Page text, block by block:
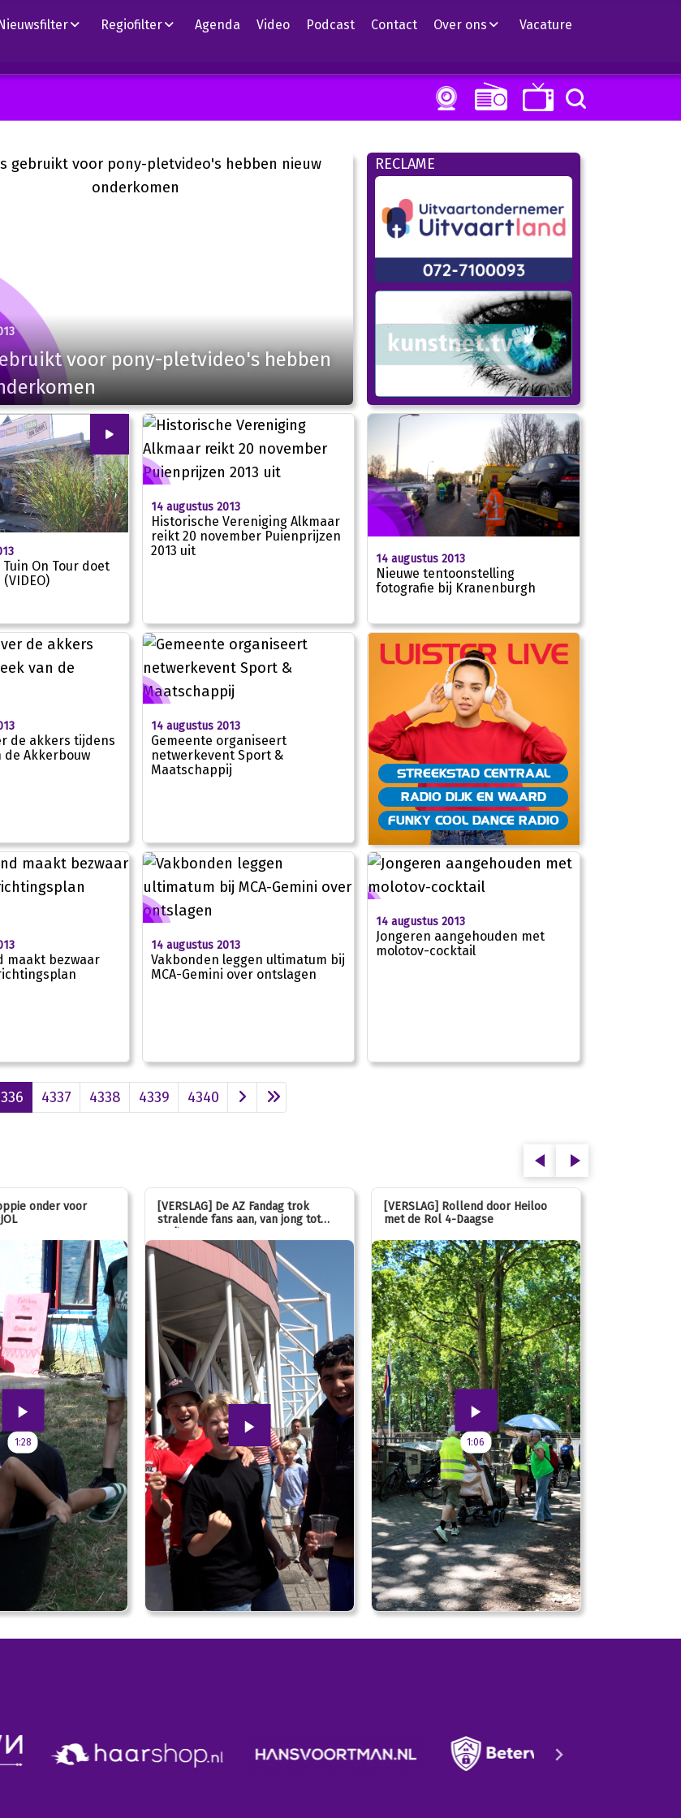
Regiofilter Agenda Video Podcast Contact Over ons Vacature
voor pony-pletvideo's hebben
RECLAME
00:00
Tuin On Tour doet
14 augustus 2013
Historische Vereniging Alkmaar
reikt 20 november Puienprijzen
2013 uit
14 augustus 2013
Nieuwe tentoonstelling
fotografie bij Kranenburgh
de akkers tijdens
de Akkerbouw
14 augustus 2013
Gemeente organiseert
netwerkevent Sport &
Maatschappij
STREEKSTAD CENTRAAL
RADIO DIJK EN WAARD
FUNKY COOL DANCE RADIO
maakt bezwaar
14 augustus 2013
Vakbonden leggen ultimatum bij
MCA-Gemini over ontslagen
14 augustus 2013
Jongeren aangehouden met
molotov-cocktail
4337 4338 4339 4340
onder voor
1:28
[VERSLAG] De AZ Fandag trok
stralende fans aan, van jong tot
oud!
[VERSLAG] Rollend door Heiloo
met de Rol 4-Daagse
1:06